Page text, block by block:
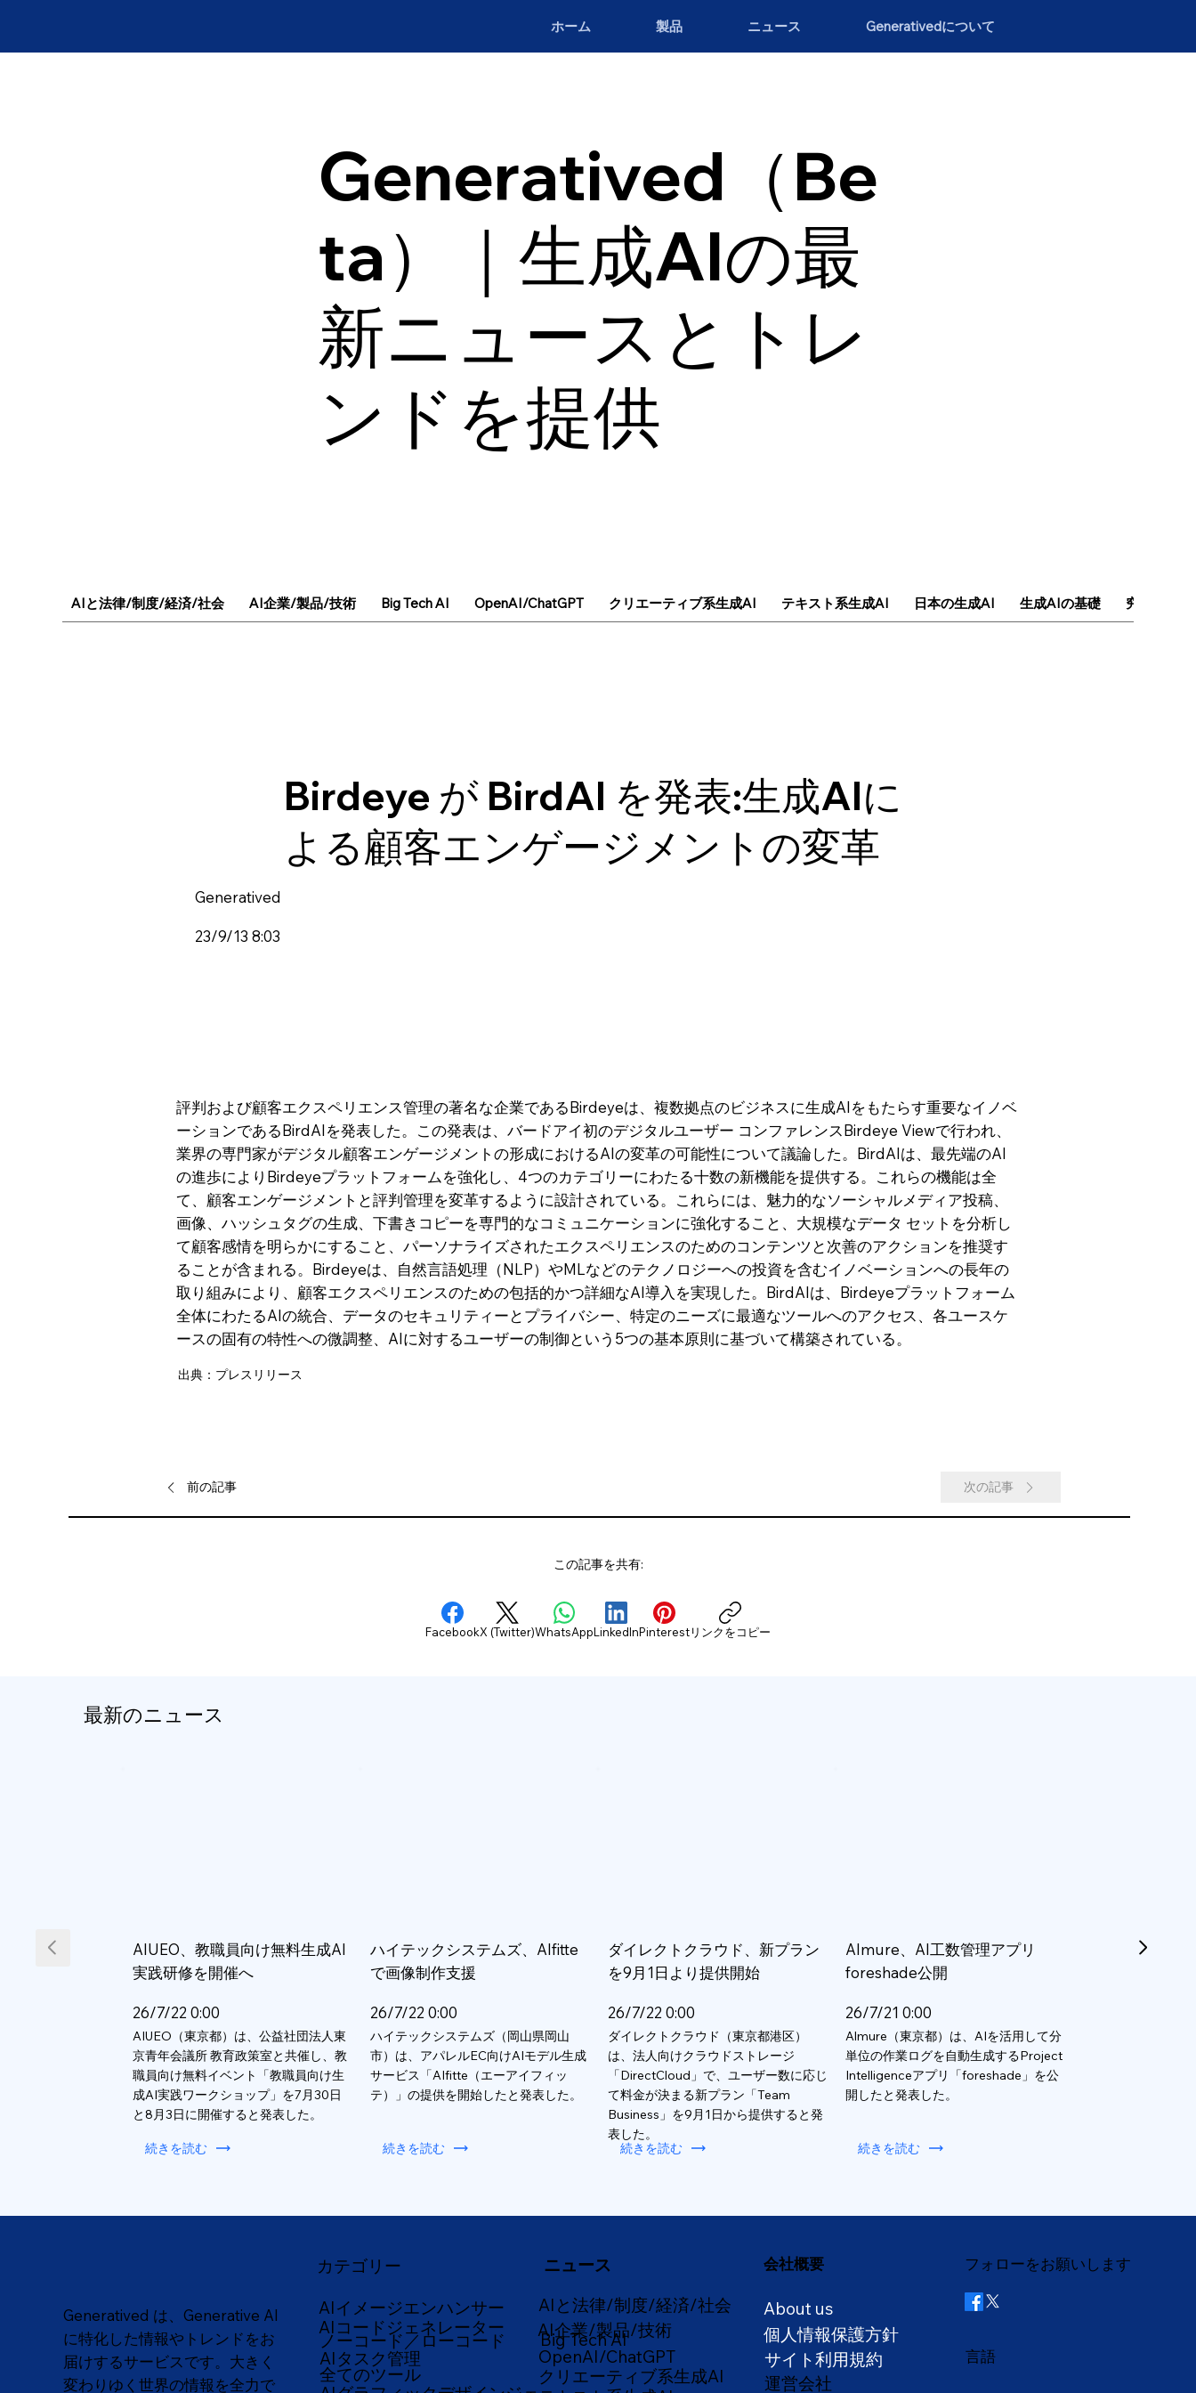
ホーム 製品 ニュース Generativedについて
Generatived（Be
ta）｜生成AIの最
新ニュースとトレ
ンドを提供
Birdeye が BirdAI を発表:生成AIに
よる顧客エンゲージメントの変革
Generatived
23/9/13 8:03
評判および顧客エクスペリエンス管理の著名な企業であるBirdeyeは、複数拠点のビジネスに生成AIをもたらす重要なイノベ
ーションであるBirdAIを発表した。この発表は、バードアイ初のデジタルユーザー コンファレンスBirdeye Viewで行われ、
業界の専門家がデジタル顧客エンゲージメントの形成におけるAIの変革の可能性について議論した。BirdAIは、最先端のAI
の進歩によりBirdeyeプラットフォームを強化し、4つのカテゴリーにわたる十数の新機能を提供する。これらの機能は全
て、顧客エンゲージメントと評判管理を変革するように設計されている。これらには、魅力的なソーシャルメディア投稿、
画像、ハッシュタグの生成、下書きコピーを専門的なコミュニケーションに強化すること、大規模なデータ セットを分析し
て顧客感情を明らかにすること、パーソナライズされたエクスペリエンスのためのコンテンツと次善のアクションを推奨す
ることが含まれる。Birdeyeは、自然言語処理（NLP）やMLなどのテクノロジーへの投資を含むイノベーションへの長年の
取り組みにより、顧客エクスペリエンスのための包括的かつ詳細なAI導入を実現した。BirdAIは、Birdeyeプラットフォーム
全体にわたるAIの統合、データのセキュリティーとプライバシー、特定のニーズに最適なツールへのアクセス、各ユースケ
ースの固有の特性への微調整、AIに対するユーザーの制御という5つの基本原則に基づいて構築されている。
出典：プレスリリース
前の記事 次の記事
この記事を共有:
FacebookX (Twitter)WhatsAppLinkedInPinterestリンクをコピー
最新のニュース
AIUEO、教職員向け無料生成AI
実践研修を開催へ
26/7/22 0:00
AIUEO（東京都）は、公益社団法人東
京青年会議所 教育政策室と共催し、教
職員向け無料イベント「教職員向け生
成AI実践ワークショップ」を7月30日
と8月3日に開催すると発表した。
続きを読む
ハイテックシステムズ、AIfitte
で画像制作支援
26/7/22 0:00
ハイテックシステムズ（岡山県岡山
市）は、アパレルEC向けAIモデル生成
サービス「AIfitte（エーアイフィッ
テ）」の提供を開始したと発表した。
続きを読む
ダイレクトクラウド、新プラン
を9月1日より提供開始
26/7/22 0:00
ダイレクトクラウド（東京都港区）
は、法人向けクラウドストレージ
「DirectCloud」で、ユーザー数に応じ
て料金が決まる新プラン「Team
Business」を9月1日から提供すると発
表した。
続きを読む
Almure、AI工数管理アプリ
foreshade公開
26/7/21 0:00
Almure（東京都）は、AIを活用して分
単位の作業ログを自動生成するProject
Intelligenceアプリ「foreshade」を公
開したと発表した。
続きを読む
AIと法律/制度/経済/社会 AI企業/製品/技術 Big Tech AI OpenAI/ChatGPT クリエーティブ系生成AI テキスト系生成AI 日本の生成AI 生成AIの基礎 究極のAI
カテゴリー
AIイメージエンハンサー
AIコードジェネレーター
AIタスク管理
ノーコード／ローコード
全てのツール
ニュース
AIと法律/制度/経済/社会
AI企業/製品/技術
Big Tech AI
OpenAI/ChatGPT
クリエーティブ系生成AI
会社概要
About us
個人情報保護方針
サイト利用規約
運営会社
フォローをお願いします
言語
Generatived は、Generative AI
に特化した情報やトレンドをお
届けするサービスです。大きく
変わりゆく世界の情報を全力で